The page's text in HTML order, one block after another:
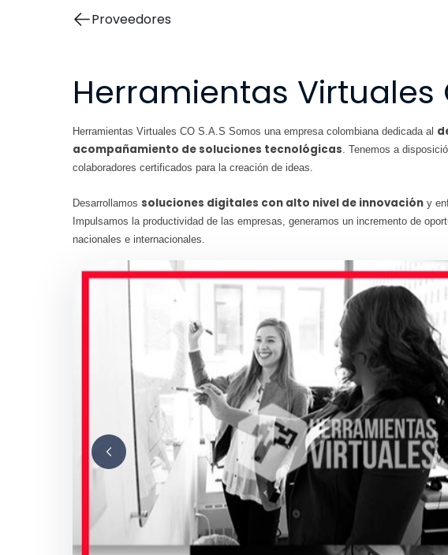
Proveedores
Herramientas Virtuales
Herramientas Virtuales CO S.A.S Somos una empresa colombiana dedicada al
acompañamiento de soluciones tecnológicas . Tenemos a
colaboradores certificados para la creación de ideas.
Desarrollamos soluciones digitales con alto nivel de innovación y
Impulsamos la productividad de las empresas, generamos un incremento de
nacionales e internacionales.